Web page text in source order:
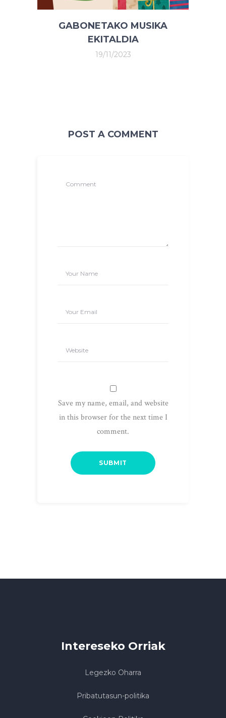
GABONETAKO MUSIKA
EKITALDIA
19/11/2023
POST A COMMENT
Save my name, email, and website
in this browser for the next time I
comment.
Intereseko Orriak
Legezko Oharra
Pribatutasun-politika